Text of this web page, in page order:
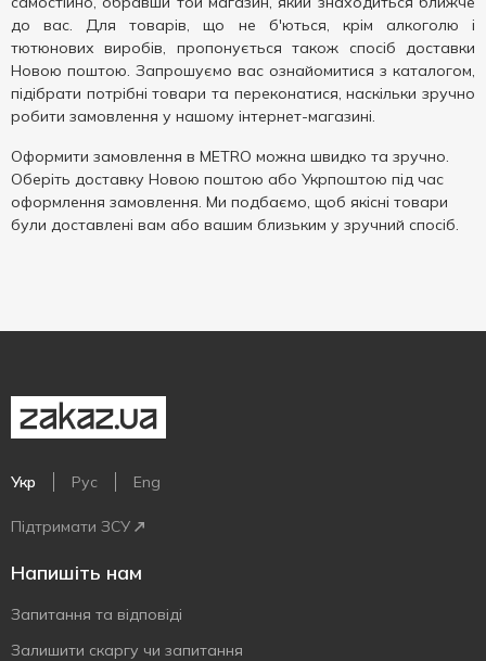
до вас. Для товарів, що не б'ються, крім алкоголю і
тютюнових виробів, пропонується також спосіб доставки
Новою поштою. Запрошуємо вас ознайомитися з каталогом,
підібрати потрібні товари та переконатися, наскільки зручно
робити замовлення у нашому інтернет-магазині.
Оформити замовлення в METRO можна швидко та зручно.
Оберіть доставку Новою поштою або Укрпоштою під час
оформлення замовлення. Ми подбаємо, щоб якісні товари
були доставлені вам або вашим близьким у зручний спосіб.
Укр Рус Eng
Підтримати ЗСУ
Напишіть нам
Запитання та відповіді
Залишити скаргу чи запитання